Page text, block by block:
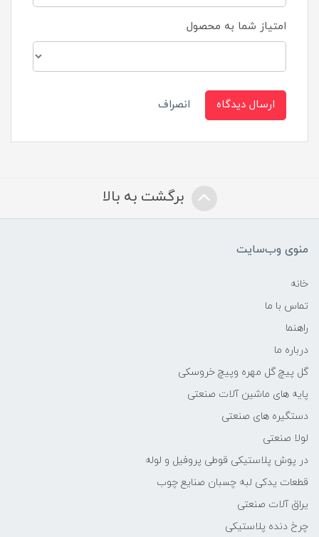
امتیاز شما به محصول
ارسال دیدگاه انصراف
برگشت به بالا
منوی وب‌سایت
خانه
تماس با ما
راهنما
درباره ما
گل پیچ گل مهره وپیچ خروسکی
پایه های ماشین آلات صنعتی
دستگیره های صنعتی
لولا صنعتی
در پوش پلاستیکی قوطی پروفیل و لوله
قطعات یدکی لبه چسبان صنایع چوب
یراق آلات صنعتی
چرخ دنده پلاستیکی